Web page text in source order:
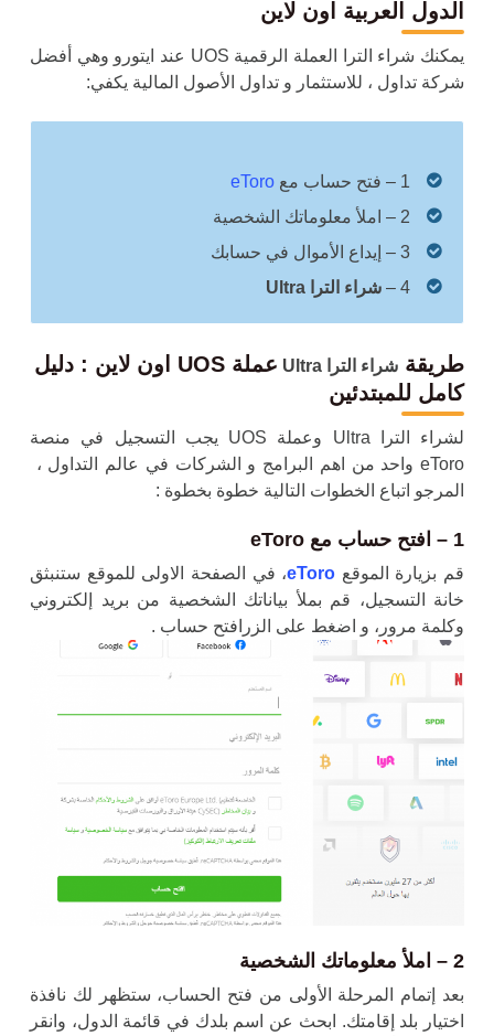
الدول العربية اون لاين
يمكنك شراء الترا
العملة الرقمية UOS عند ايتورو وهي أفضل
شركة تداول ، للاستثمار و تداول الأصول المالية يكفي:
1 – فتح حساب مع
eToro
2 – املأ معلوماتك الشخصية
3 – إيداع الأموال في حسابك
4 –
شراء الترا Ultra
طريقة شراء الترا Ultra
عملة UOS اون لاين : دليل
كامل للمبتدئين
لشراء الترا Ultra وعملة UOS يجب ا
لتسجيل في منصة
eToro واحد من اهم البرامج و الشركات في عالم التداول ،
المرجو اتباع الخطوات التالية خطوة بخطوة :
1 – افتح حساب مع eToro
قم بزيارة الموقع eToro، في الصفحة الاولى للموقع ستنبثق
خانة التسجيل، قم بملأ بياناتك الشخصية من بريد إلكتروني
وكلمة مرور، و اضغط على الزرافتح حساب .
2 – املأ معلوماتك الشخصية
بعد إتمام المرحلة الأولى من فتح الحساب، ستظهر لك نافذة
اختيار بلد إقامتك. ابحث عن اسم بلدك في قائمة الدول، وانقر